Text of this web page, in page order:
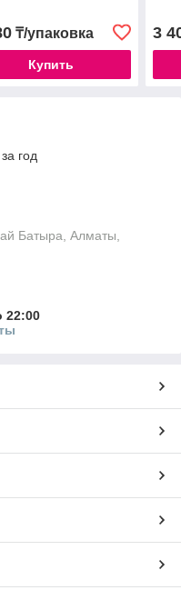
₸/упаковка
Купить
3
год
Батыра, Алматы,
22:00